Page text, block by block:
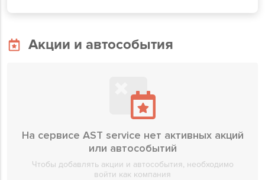
Акции и автособытия
На сервисе AST service нет активных акций
или автособытий
Чтобы добавлять акции и автособытия, необходимо
войти как компания